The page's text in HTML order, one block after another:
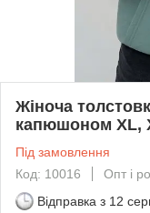
Жіноча
капюшоном XL,
Під замовлення
Код: 10016
Опт і
Відправка з 12